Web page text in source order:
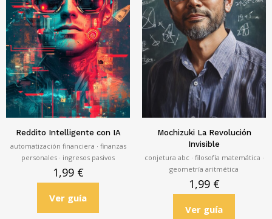
Reddito Intelligente con IA
automatización financiera · finanzas
personales · ingresos pasivos
1,99 €
Ver guía
Mochizuki La Revolución
Invisible
conjetura abc · filosofía matemática ·
geometría aritmética
1,99 €
Ver guía